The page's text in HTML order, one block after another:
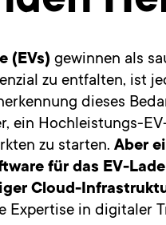
(EVs) gewinnen als
zu entfalten, ist
dieses
ein Hochleistungs-
zu starten. Aber
für das EV-
Cloud-
Expertise in digitaler